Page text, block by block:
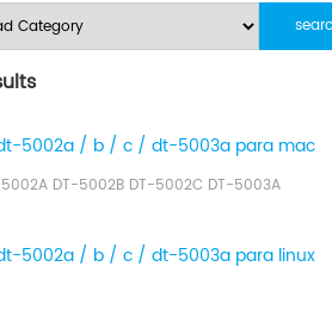
5002a / b / c / dt-5003a para mac
DT-5002B DT-5002C DT-5003A
5002a / b / c / dt-5003a para linux